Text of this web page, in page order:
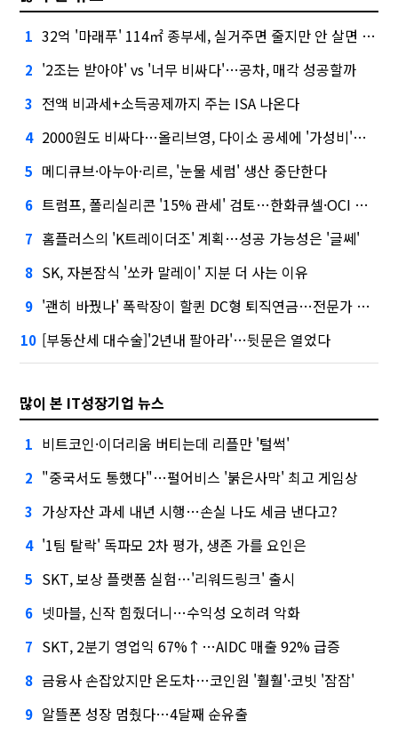
1 32억 '마래푸' 114㎡ 종부세, 실거주면 줄지만 안 살면 2.5배
2 '2조는 받아야' vs '너무 비싸다'…공차, 매각 성공할까
3 전액 비과세+소득공제까지 주는 ISA 나온다
4 2000원도 비싸다…올리브영, 다이소 공세에 '가성비'로 맞불
5 메디큐브·아누아·리르, '눈물 세럼' 생산 중단한다
6 트럼프, 폴리실리콘 '15% 관세' 검토…한화큐셀·OCI 영향은?
7 홈플러스의 'K트레이더조' 계획…성공 가능성은 '글쎄'
8 SK, 자본잠식 '쏘카 말레이' 지분 더 사는 이유
9 '괜히 바꿨나' 폭락장이 할퀸 DC형 퇴직연금…전문가 조언은
10 [부동산세 대수술]'2년내 팔아라'…뒷문은 열었다
많이 본 IT성장기업 뉴스
1 비트코인·이더리움 버티는데 리플만 '털썩'
2 "중국서도 통했다"…펄어비스 '붉은사막' 최고 게임상
3 가상자산 과세 내년 시행…손실 나도 세금 낸다고?
4 '1팀 탈락' 독파모 2차 평가, 생존 가를 요인은
5 SKT, 보상 플랫폼 실험…'리워드링크' 출시
6 넷마블, 신작 힘줬더니…수익성 오히려 악화
7 SKT, 2분기 영업익 67%↑…AIDC 매출 92% 급증
8 금융사 손잡았지만 온도차…코인원 '훨훨'·코빗 '잠잠'
9 알뜰폰 성장 멈췄다…4달째 순유출